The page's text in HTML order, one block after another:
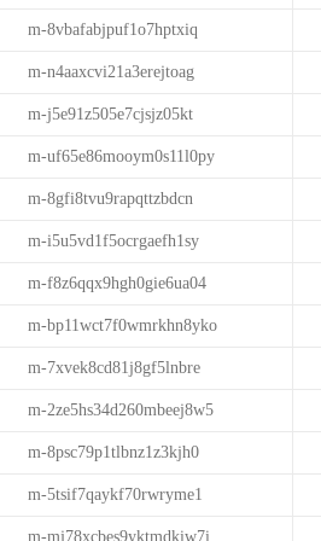
m-8vbafabjpuf1o7hptxiq
m-n4aaxcvi21a3erejtoag
m-j5e91z505e7cjsjz05kt
m-uf65e86mooym0s11l0py
m-8gfi8tvu9rapqttzbdcn
m-i5u5vd1f5ocrgaefh1sy
m-f8z6qqx9hgh0gie6ua04
m-bp11wct7f0wmrkhn8yko
m-7xvek8cd81j8gf5lnbre
m-2ze5hs34d260mbeej8w5
m-8psc79p1tlbnz1z3kjh0
m-5tsif7qaykf70rwryme1
m-mj78xcbes9yktmdkiw7i